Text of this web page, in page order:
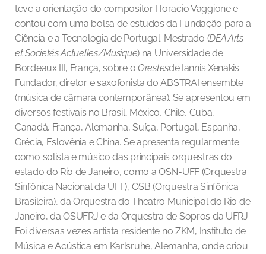
teve a orientação do compositor Horacio Vaggione e
contou com uma bolsa de estudos da Fundação para a
Ciência e a Tecnologia de Portugal. Mestrado (DEA Arts
et Societés Actuelles/Musique) na Universidade de
Bordeaux III, França, sobre o Orestesde Iannis Xenakis.
Fundador, diretor e saxofonista do ABSTRAI ensemble
(música de câmara contemporânea). Se apresentou em
diversos festivais no Brasil, México, Chile, Cuba,
Canadá, França, Alemanha, Suíça, Portugal, Espanha,
Grécia, Eslovênia e China. Se apresenta regularmente
como solista e músico das principais orquestras do
estado do Rio de Janeiro, como a OSN-UFF (Orquestra
Sinfônica Nacional da UFF), OSB (Orquestra Sinfônica
Brasileira), da Orquestra do Theatro Municipal do Rio de
Janeiro, da OSUFRJ e da Orquestra de Sopros da UFRJ.
Foi diversas vezes artista residente no ZKM, Instituto de
Música e Acústica em Karlsruhe, Alemanha, onde criou